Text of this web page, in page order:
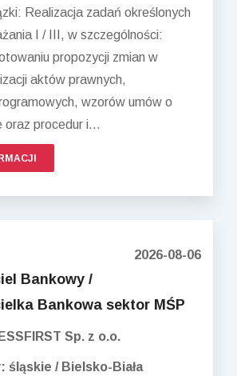
Realizacja zadań określonych
I / III, w szczególności:
propozycji zmian w
aktów prawnych,
wzorów umów o
oraz procedur i...
2026-08-06
Bankowy /
Bankowa sektor MŚP
Sp. z o.o.
śląskie / Bielsko-Biała